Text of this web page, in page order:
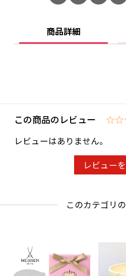
商品詳細
この商品のレビュー
レビューはありません。
レビュー
このカテゴリ